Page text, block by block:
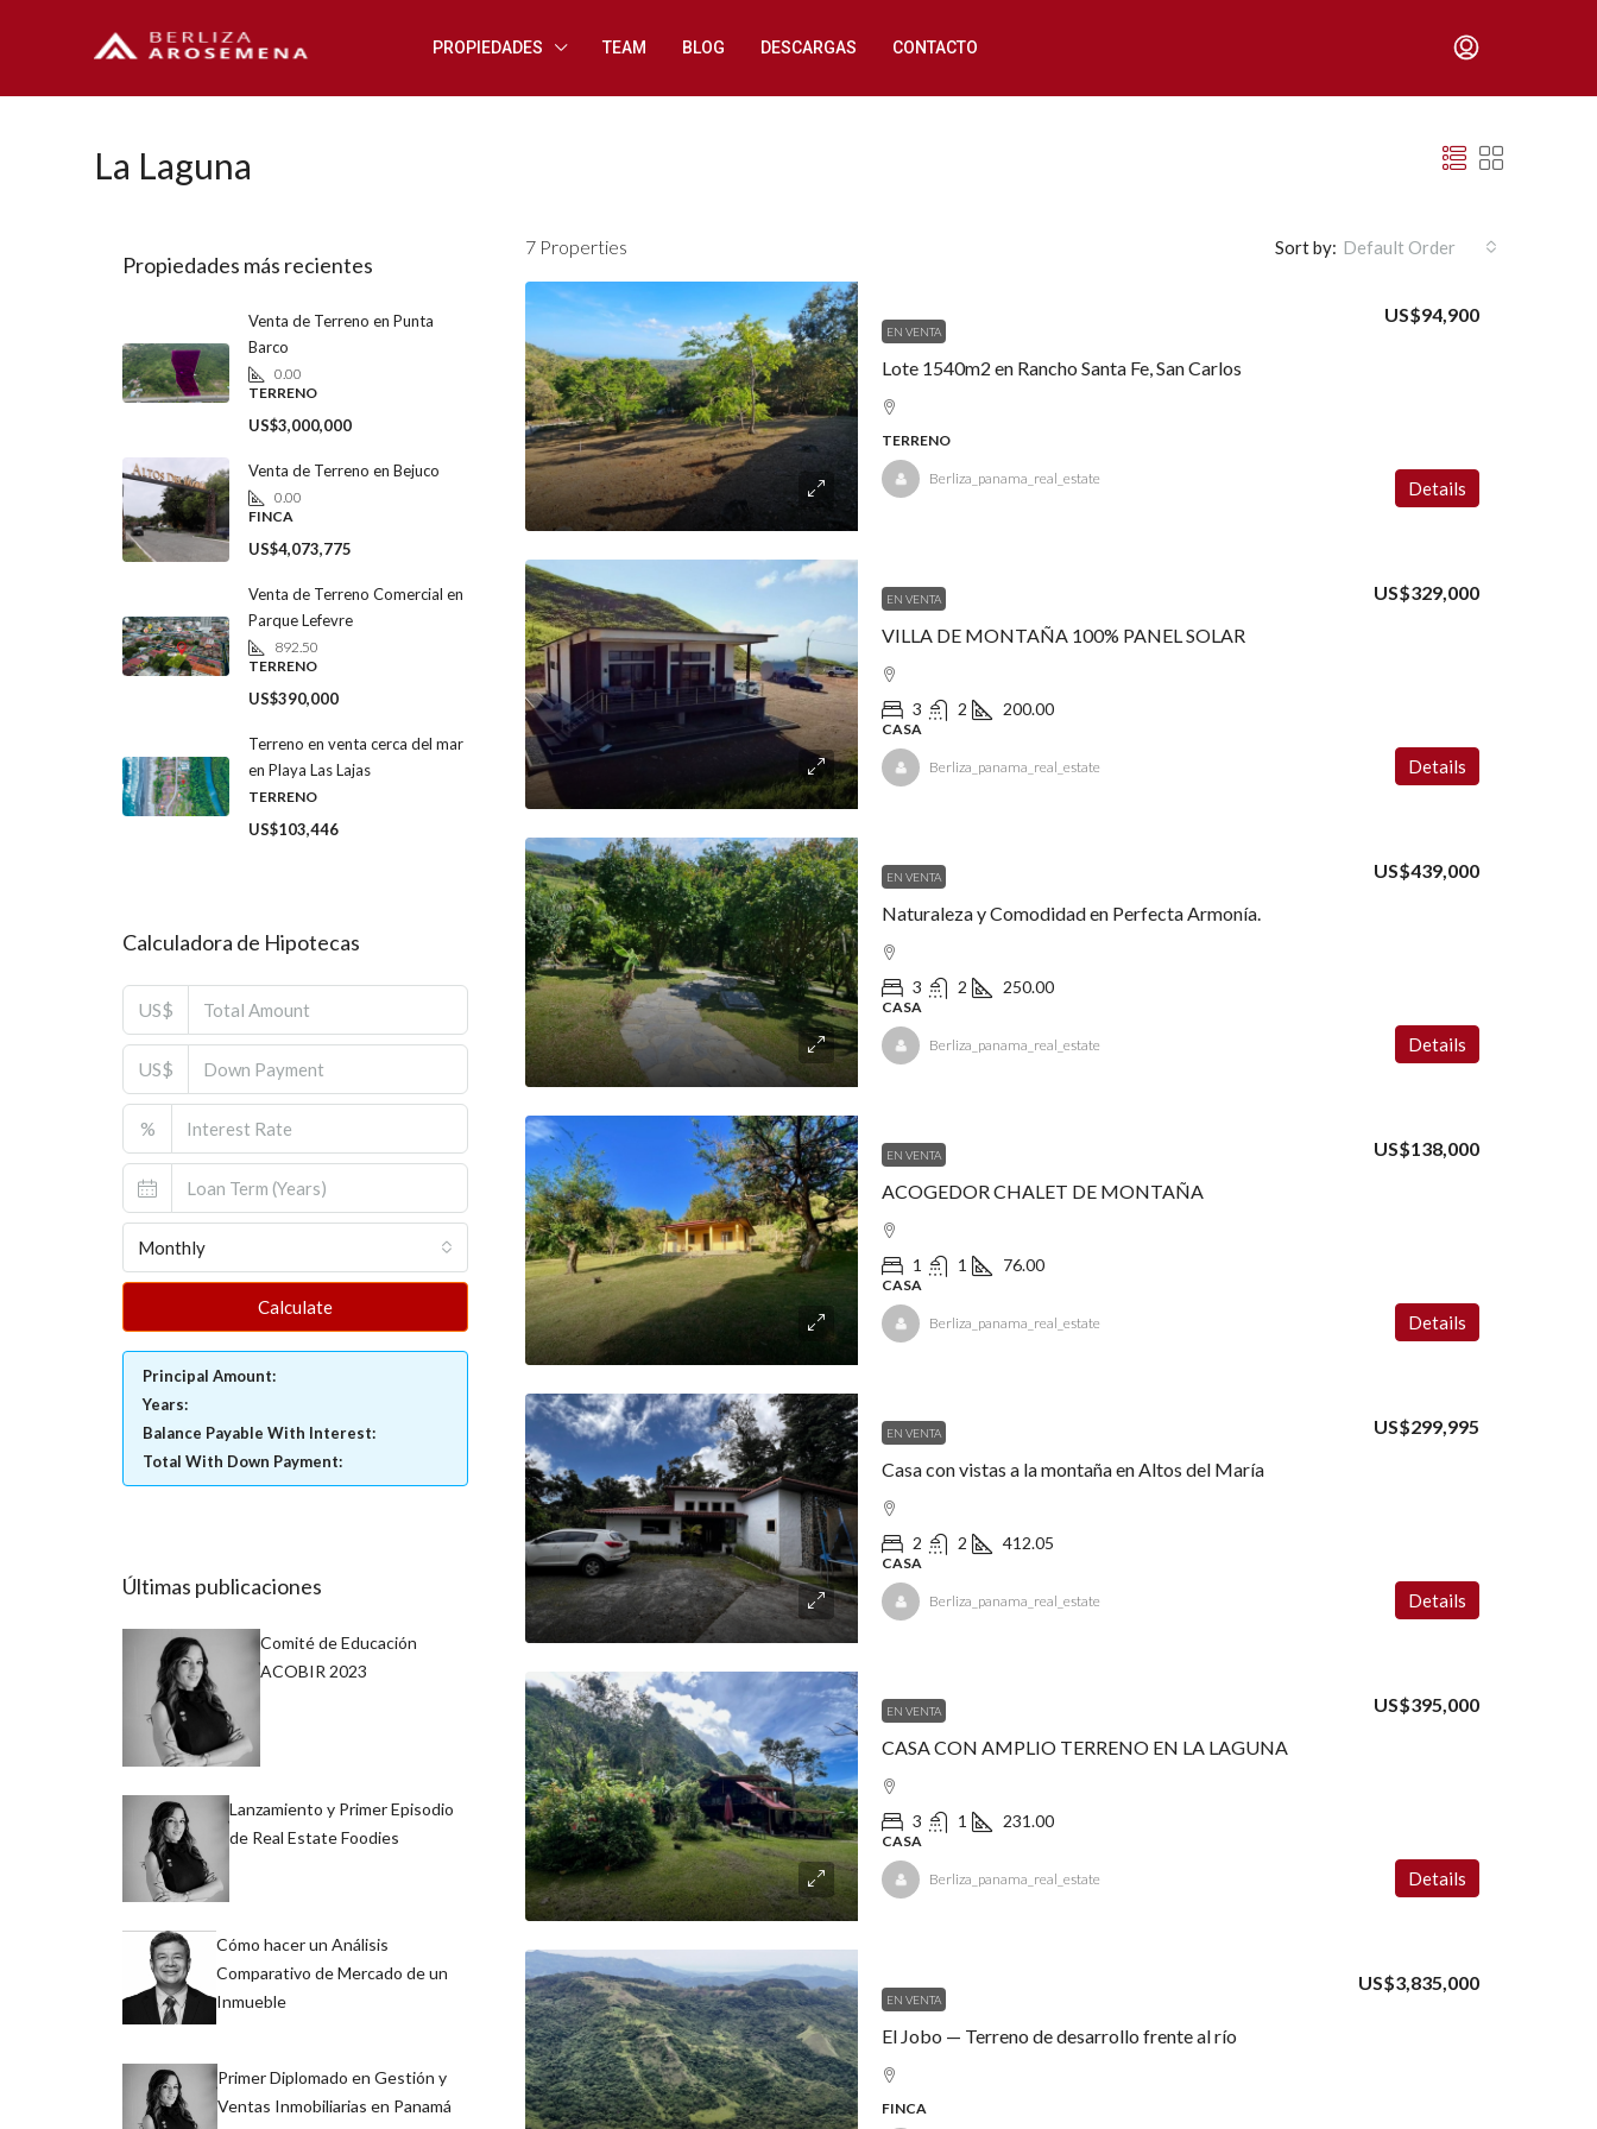
PROPIEDADES TEAM BLOG DESCARGAS CONTACTO
La Laguna
7 Properties Sort by: Default Order
EN VENTA
Lote 1540m2 en Rancho Santa Fe, San Carlos
US$94,900
TERRENO
Details
Berliza_panama_real_estate
EN VENTA
VILLA DE MONTAÑA 100% PANEL SOLAR
US$329,000
3 2 200.00
CASA
Details
Berliza_panama_real_estate
EN VENTA
Naturaleza y Comodidad en Perfecta Armonía.
US$439,000
3 2 250.00
CASA
Details
Berliza_panama_real_estate
EN VENTA
ACOGEDOR CHALET DE MONTAÑA
US$138,000
1 1 76.00
CASA
Details
Berliza_panama_real_estate
EN VENTA
Casa con vistas a la montaña en Altos del María
US$299,995
2 2 412.05
CASA
Details
Berliza_panama_real_estate
EN VENTA
CASA CON AMPLIO TERRENO EN LA LAGUNA
US$395,000
3 1 231.00
CASA
Details
Berliza_panama_real_estate
EN VENTA
El Jobo — Terreno de desarrollo frente al río
US$3,835,000
FINCA
Propiedades más recientes
Venta de Terreno en Punta
Barco
0.00
TERRENO
US$3,000,000
Venta de Terreno en Bejuco
0.00
FINCA
US$4,073,775
Venta de Terreno Comercial en
Parque Lefevre
892.50
TERRENO
US$390,000
Terreno en venta cerca del mar
en Playa Las Lajas
TERRENO
US$103,446
Calculadora de Hipotecas
US$
US$
%
Monthly
Calculate
Principal Amount:
Years:
Balance Payable With Interest:
Total With Down Payment:
Últimas publicaciones
Comité de Educación
ACOBIR 2023
Lanzamiento y Primer Episodio
de Real Estate Foodies
Cómo hacer un Análisis
Comparativo de Mercado de un
Inmueble
Primer Diplomado en Gestión y
Ventas Inmobiliarias en Panamá